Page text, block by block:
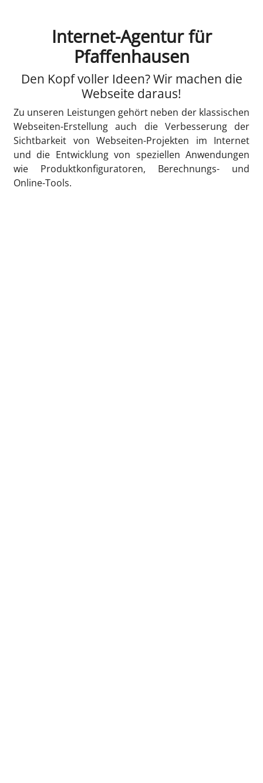
Internet-Agentur für
Pfaffenhausen
Den Kopf voller Ideen? Wir machen die
Webseite daraus!
Zu unseren Leistungen gehört neben der klassischen
Webseiten-Erstellung auch die Verbesserung der
Sichtbarkeit von Webseiten-Projekten im Internet
und die Entwicklung von speziellen Anwendungen
wie Produktkonfiguratoren, Berechnungs- und
Online-Tools.